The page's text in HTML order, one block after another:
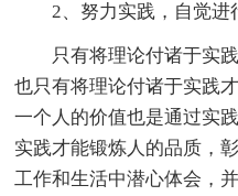
2、努力实践，自觉进
只有将理论付诸于实
也只有将理论付诸于实践
一个人的价值也是通过实
实践才能锻炼人的品质，
工作和生活中潜心体会，